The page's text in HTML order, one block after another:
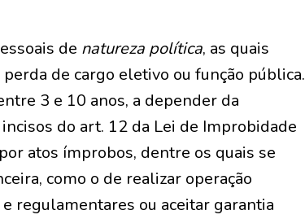
de natureza política, as quais
de cargo eletivo ou função pública.
3 e 10 anos, a depender da
do art. 12 da Lei de Improbidade
atos ímprobos, dentre os quais se
como o de realizar operação
regulamentares ou aceitar garantia